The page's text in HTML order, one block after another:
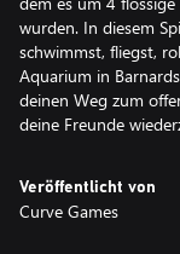
wurden. In diesem
schwimmst, fliegst,
Aquarium in
deinen Weg zum
deine Freunde
Veröffentlicht von
Curve Games